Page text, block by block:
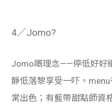
4／Jomo?
Jomo嘅理念——停低好好
靜低落黎享受一吓。
常出色；有藍帶甜點師資